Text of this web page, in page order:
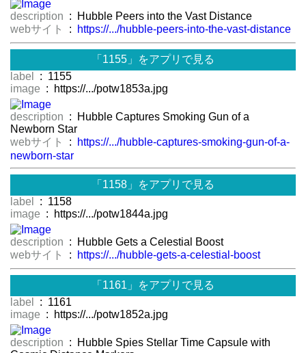
description : Hubble Peers into the Vast Distance
webサイト
: https://.../hubble-peers-into-the-vast-distance
「1155」をアプリで見る
label
: 1155
image : https://.../potw1853a.jpg
description : Hubble Captures Smoking Gun of a
Newborn Star
webサイト
:
https://.../hubble-captures-smoking-gun-of-a-
newborn-star
「1158」をアプリで見る
label
: 1158
image : https://.../potw1844a.jpg
description : Hubble Gets a Celestial Boost
webサイト
: https://.../hubble-gets-a-celestial-boost
「1161」をアプリで見る
label
: 1161
image : https://.../potw1852a.jpg
description : Hubble Spies Stellar Time Capsule with